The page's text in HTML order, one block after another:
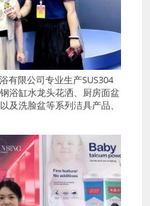
有限公司专业生产SUS304
浴缸水龙头花洒、厨房面盆
及洗脸盆等系列洁具产品、